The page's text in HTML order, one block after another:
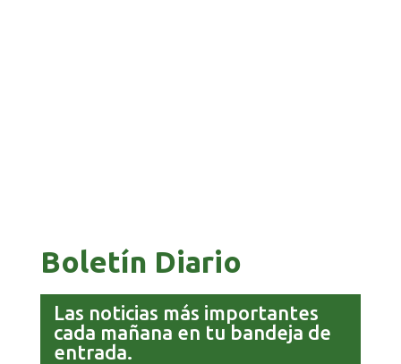
Boletín Diario
Las noticias más importantes
cada mañana en tu bandeja de
entrada.